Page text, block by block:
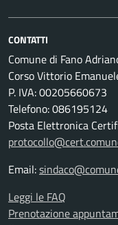
CONTATTI
Comune di Fano
Corso Vittorio
P. IVA: 00205660673
Telefono: 086195124
Posta Elettronica
Email:
Leggi le FAQ
Prenotazione